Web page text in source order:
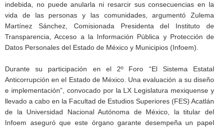
indebida, no puede anularla ni resarcir sus consecuencias en la
vida de las personas y las comunidades, argumentó Zulema
Martínez Sánchez, Comisionada Presidenta del Instituto de
Transparencia, Acceso a la Información Pública y Protección de
Datos Personales del Estado de México y Municipios (Infoem).
Durante su participación en el 2º Foro “El Sistema Estatal
Anticorrupción en el Estado de México. Una evaluación a su diseño
e implementación”, convocado por la LX Legislatura mexiquense y
llevado a cabo en la Facultad de Estudios Superiores (FES) Acatlán
de la Universidad Nacional Autónoma de México, la titular del
Infoem aseguró que este órgano garante desempeña un papel